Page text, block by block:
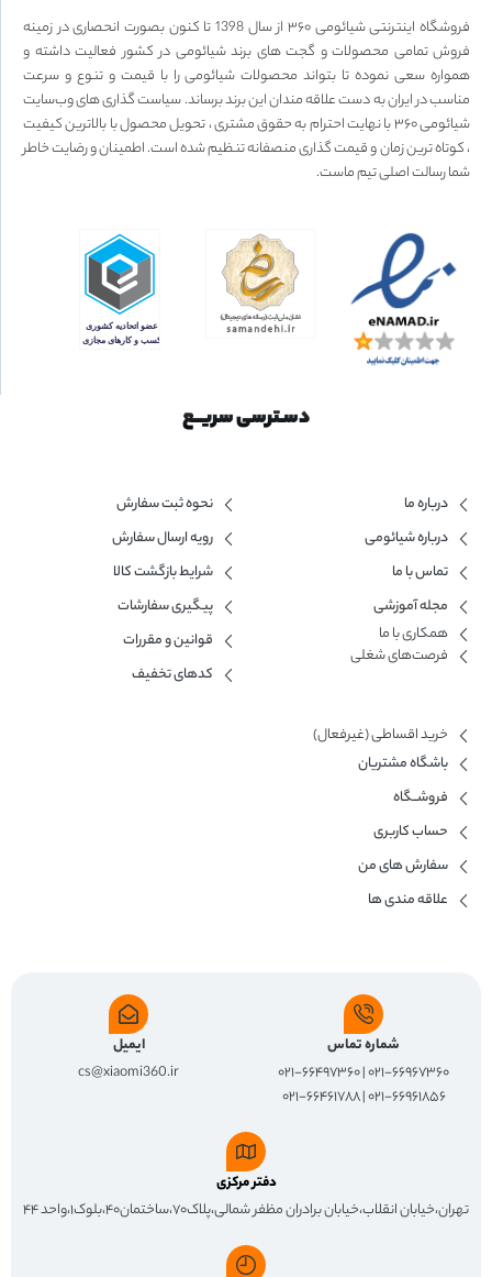
فروشگاه اینترنتی شیائومی ۳۶۰ از سال 1398 تا کنون بصورت انحصاری در زمینه
فروش تمامی محصولات و گجت های برند شیائومی در کشور فعالیت داشته و
همواره سعی نموده تا بتواند محصولات شیائومی را با قیمت و تنوع و سرعت
مناسب در ایران به دست علاقه مندان این برند برساند. سیاست گذاری های وب‌سایت
شیائومی ۳۶۰ با نهایت احترام به حقوق مشتری ، تحویل محصول با بالاترین کیفیت
، کوتاه ترین زمان و قیمت گذاری منصفانه تنظیم شده است. اطمینان و رضایت خاطر
شما رسالت اصلی تیم ماست.
دسـترسی سریــع
درباره ما
درباره شیائومی
تماس با ما
مجله آموزشی
همکاری با ما​
فرصت‌های شغلی
نحوه ثبت سفارش
رویه ارسال سفارش
شرایط بازگشت کالا
پیگیری سفارشات
قوانین و مقررات
کدهای تخفیف
خرید اقساطی (غیرفعال)
باشگاه مشتریان
فروشــگاه
حساب کاربری
سفارش های من
علاقه مندی ها
شماره تماس
۰۲۱-۶۶۹۶۷۳۶۰ | ۰۲۱-۶۶۴۹۷۳۶۰
۰۲۱-۶۶۹۶۱۸۵۶ | ۰۲۱-۶۶۴۶۱۷۸۸
ایمیل
cs@xiaomi360.ir
دفتر مرکزی
تهران،خیابان انقلاب،خیابان برادران مظفر شمالی،پلاک۷۰،ساختمان۴۰،بلوک۱،واحد ۴۴